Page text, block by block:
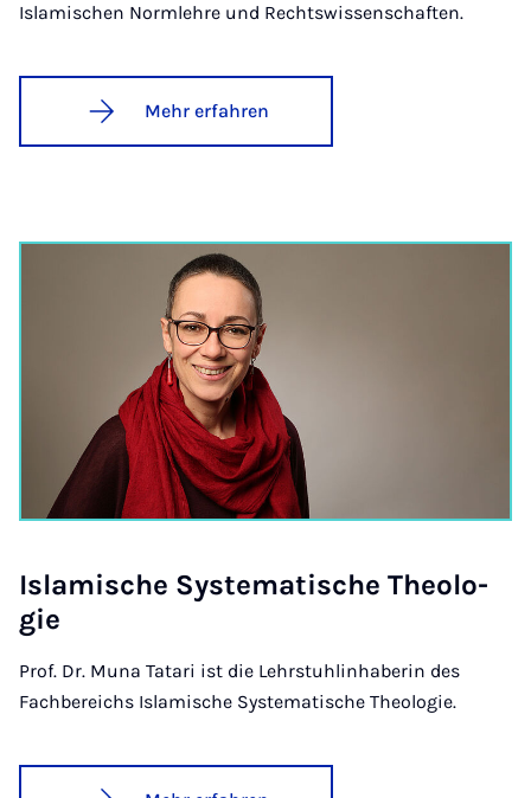
Islamischen Normlehre und Rechtswissenschaften.
Mehr erfahren
Is­la­mi­sche Sys­te­ma­ti­sche Theo­lo­
gie
Prof. Dr. Muna Tatari ist die Lehrstuhlinhaberin des
Fachbereichs Islamische Systematische Theologie.